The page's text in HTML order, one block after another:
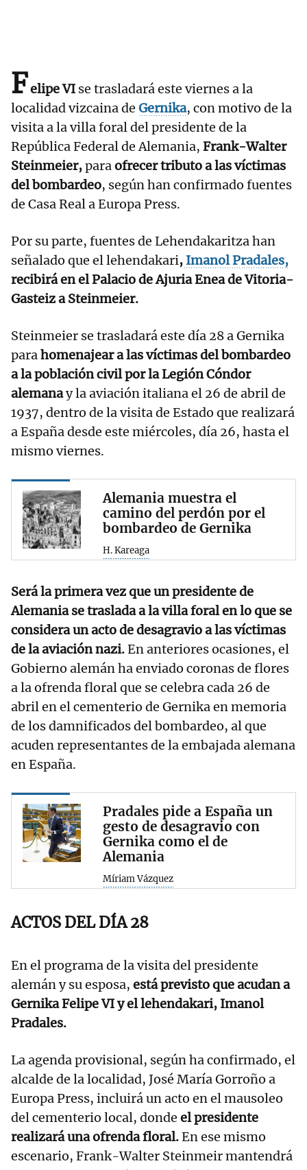
Felipe VI se trasladará este viernes a la
localidad vizcaina de Gernika, con motivo de la
visita a la villa foral del presidente de la
República Federal de Alemania, Frank-Walter
Steinmeier,paraofrecer tributo a las víctimas
del bombardeo, según han confirmado fuentes
de Casa Real a Europa Press.
Por su parte, fuentes de Lehendakaritza han
señalado que el lehendakari, Imanol Pradales,
recibirá en el Palacio de Ajuria Enea de Vitoria-
Gasteiz a Steinmeier.
Steinmeier se trasladará este día 28 a Gernika
parahomenajear a las víctimas del bombardeo
a la población civil por la Legión Cóndor
alemanay la aviación italiana el 26 de abril de
1937, dentro de la visita de Estado que realizará
a España desde este miércoles, día 26, hasta el
mismo viernes.
Alemania muestra el
camino del perdón por el
bombardeo de Gernika
H. Kareaga
Será la primera vez que un presidente de
Alemania se traslada a la villa foral en lo que se
considera un acto de desagravio a las víctimas
de la aviación nazi.En anteriores ocasiones, el
Gobierno alemán ha enviado coronas de flores
a la ofrenda floral que se celebra cada 26 de
abril en el cementerio de Gernika en memoria
de los damnificados del bombardeo, al que
acuden representantes de la embajada alemana
en España.
Pradales pide a España un
gesto de desagravio con
Gernika como el de
Alemania
Míriam Vázquez
ACTOS DEL DÍA 28
En el programa de la visita del presidente
alemán y su esposa, está previsto que acudan a
Gernika Felipe VI y el lehendakari, Imanol
Pradales.
La agenda provisional, según ha confirmado, el
alcalde de la localidad, José María Gorroño a
Europa Press, incluirá un acto en el mausoleo
del cementerio local, donde el presidente
realizará una ofrenda floral.En ese mismo
escenario, Frank-Walter Steinmeir mantendrá